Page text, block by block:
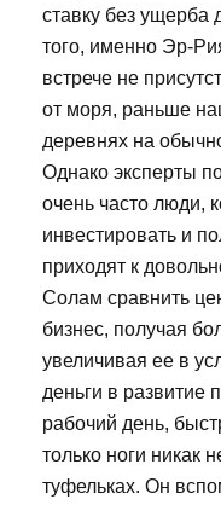
ставку без
того, именно Эр-
встрече не
от моря, раньше
деревнях на
Однако эксперты
очень часто люди,
инвестировать и
приходят к
Солам сравнить
бизнес, получая
увеличивая ее в
деньги в развитие
рабочий день,
только ноги никак
туфельках. Он